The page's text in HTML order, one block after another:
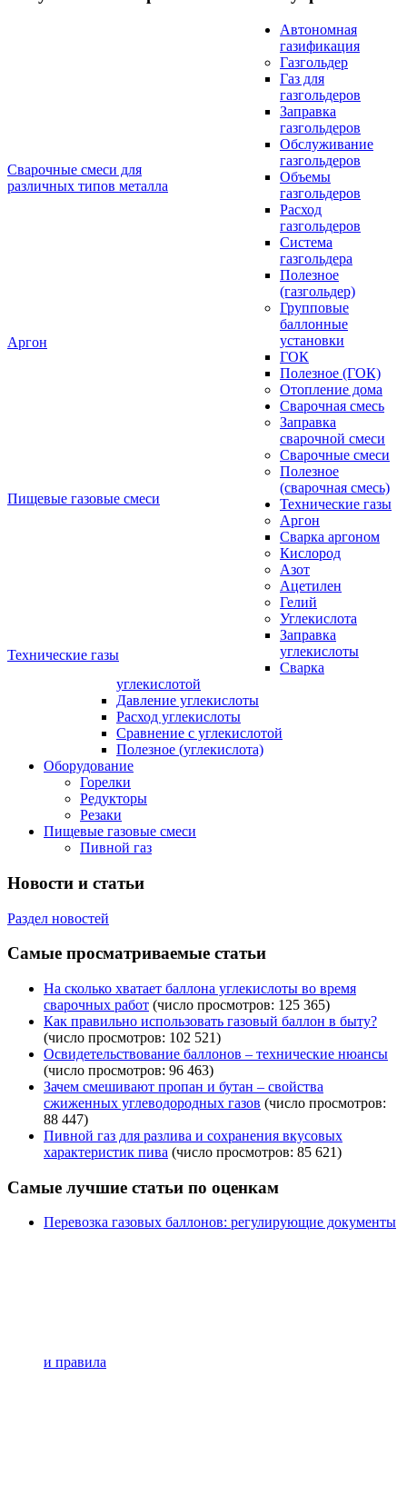
Сварочные смеси для
различных типов металла
Аргон
Пищевые газовые смеси
Технические газы
Автономная
газификация
Газгольдер
Газ для
газгольдеров
Заправка
газгольдеров
Обслуживание
газгольдеров
Объемы
газгольдеров
Расход
газгольдеров
Система
газгольдера
Полезное
(газгольдер)
Групповые
баллонные
установки
ГОК
Полезное (ГОК)
Отопление дома
Сварочная смесь
Заправка
сварочной смеси
Сварочные смеси
Полезное
(сварочная смесь)
Технические газы
Аргон
Сварка аргоном
Кислород
Азот
Ацетилен
Гелий
Углекислота
Заправка
углекислоты
Сварка
углекислотой
Давление углекислоты
Расход углекислоты
Сравнение c углекислотой
Полезное (углекислота)
Оборудование
Горелки
Редукторы
Резаки
Пищевые газовые смеси
Пивной газ
Новости и статьи
Раздел новостей
Самые просматриваемые статьи
На сколько хватает баллона углекислоты во время
сварочных работ (число просмотров: 125 365)
Как правильно использовать газовый баллон в быту?
(число просмотров: 102 521)
Освидетельствование баллонов – технические нюансы
(число просмотров: 96 463)
Зачем смешивают пропан и бутан – свойства
сжиженных углеводородных газов (число просмотров:
88 447)
Пивной газ для разлива и сохранения вкусовых
характеристик пива (число просмотров: 85 621)
Самые лучшие статьи по оценкам
Перевозка газовых баллонов: регулирующие документы
и правила